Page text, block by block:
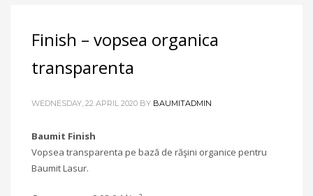
Finish – vopsea organica
transparenta
WEDNESDAY, 22 APRIL 2020 BY BAUMITADMIN
Baumit Finish
Vopsea transparenta pe bază de răşini organice pentru
Baumit Lasur.